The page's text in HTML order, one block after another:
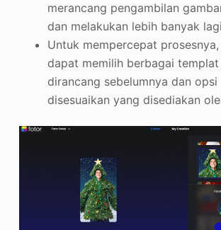
merancang pengambilan
dan melakukan lebih banyak
Untuk mempercepat
dapat memilih berbagai
dirancang sebelumnya dan
disesuaikan yang disediakan